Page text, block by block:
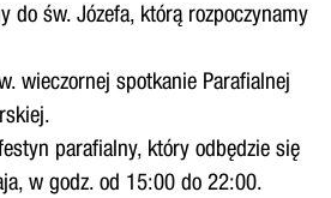
do św. Józefa, którą rozpoczynamy
wieczornej spotkanie Parafialnej
parafialny, który odbędzie się
w godz. od 15:00 do 22:00.